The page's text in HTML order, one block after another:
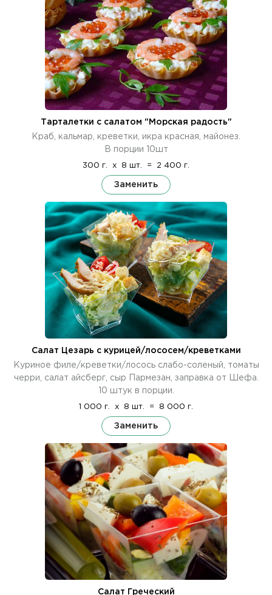
Тарталетки с салатом "Морская радость"
Краб, кальмар, креветки, икра красная, майонез.
В порции 10шт
300 г. x 8 шт. = 2 400 г.
Заменить
Салат Цезарь с курицей/лососем/креветками
Куриное филе/креветки/лосось слабо-соленый, томаты
черри, салат айсберг, сыр Пармезан, заправка от Шефа.
10 штук в порции.
1 000 г. x 8 шт. = 8 000 г.
Заменить
Салат Греческий